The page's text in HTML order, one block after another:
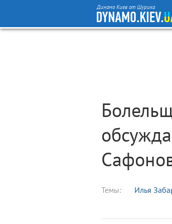
Динамо Киев от Шурика
Темы: Илья